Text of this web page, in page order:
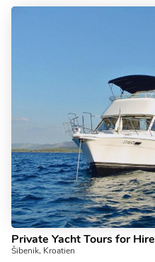
Private Yacht Tours for Hire
Šibenik, Kroatien